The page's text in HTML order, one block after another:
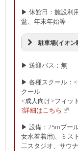
▶ 休館日：施設利
盆、年末年始等
駐車場(イオン
▶ 送迎バス：無
▶ 各種スクール：
クール
<成人向け>フィッ
?詳細はこちら
▶ 設備：25mプー
女水着着用)、ミス
二スタジオ、サウナ